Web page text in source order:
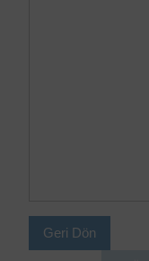
Geri Dön